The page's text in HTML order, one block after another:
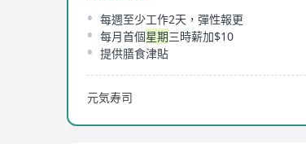
每週至少工作2天，彈性報更
每月首個星期三時薪加$10
提供膳食津貼
元気寿司